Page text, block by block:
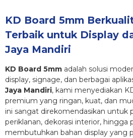
KD Board 5mm
Terbaik untuk Display
Jaya Mandiri
KD Board 5mm adalah solusi
display, signage, dan berbagai
Jaya Mandiri, kami menyediakan
premium yang ringan, kuat, dan
ini sangat direkomendasikan untuk
periklanan, dekorasi interior, hingga
membutuhkan bahan display yang